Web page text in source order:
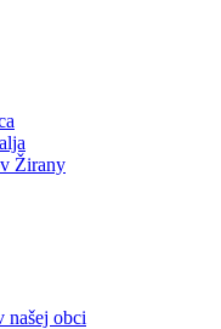
Žirany
našej obci